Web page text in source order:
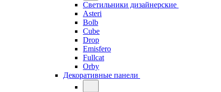
Светильники дизайнерские
Asteri
Bolb
Cube
Drop
Emisfero
Fullcat
Orby
Декоративные панели